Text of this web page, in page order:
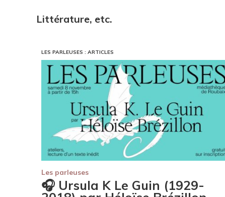
Littérature, etc.
LES PARLEUSES : ARTICLES
Les parleuses
🎧 Ursula K Le Guin (1929-